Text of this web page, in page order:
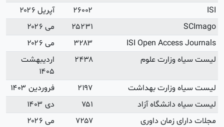
آپریل ۲۰۲۶
می ۲۰۲۶
می ۲۰۲۶
اردیبهشت
فروردین ۱۴۰۳
دی ۱۴۰۳
می ۲۰۲۶